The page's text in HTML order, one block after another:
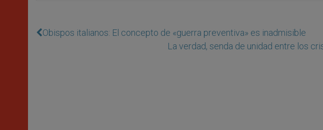
Obispos italianos: El concepto de «guerra preventiva» es inadmisible
La verdad, senda de unidad entre los